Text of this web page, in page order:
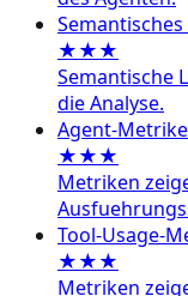
★★★
Semantische
die Analyse.
Agent-
★★★
Metriken
Tool-Usage-
★★★
Metriken